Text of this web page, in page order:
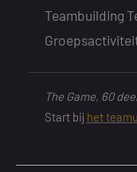
Teambuilding
The Game, 60
Start bij het